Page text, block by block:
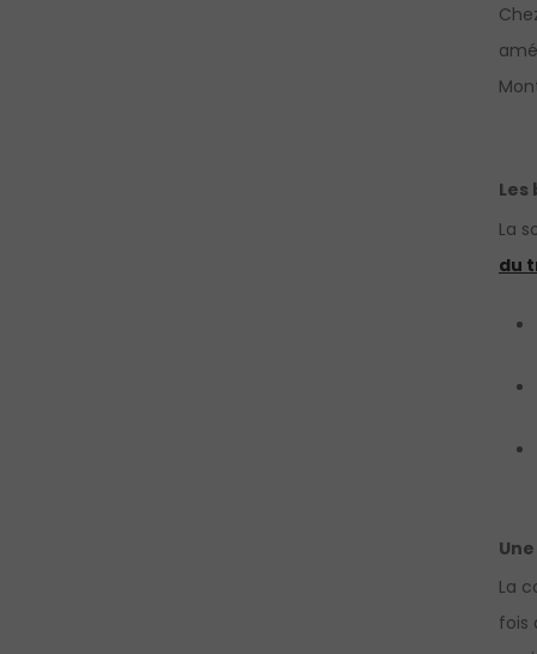
La
du
La
fois